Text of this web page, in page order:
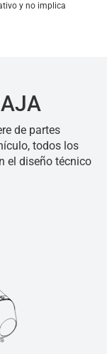
y no implica
de partes
todos los
el diseño técnico